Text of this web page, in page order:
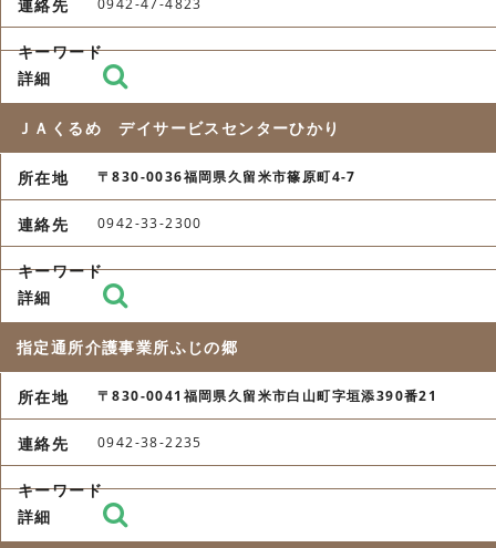
0942-47-4823
ＪＡくるめ デイサービスセンターひかり
〒830-0036福岡県久留米市篠原町4-7
0942-33-2300
指定通所介護事業所ふじの郷
〒830-0041福岡県久留米市白山町字垣添390番21
0942-38-2235